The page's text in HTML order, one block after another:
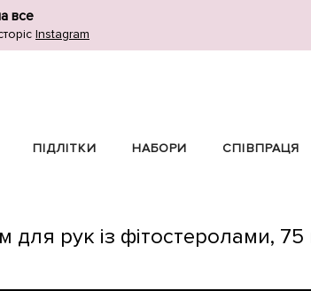
все
Instagram
ПІДЛІТКИ НАБОРИ СПІВПРАЦЯ
для рук із фітостеролами, 75